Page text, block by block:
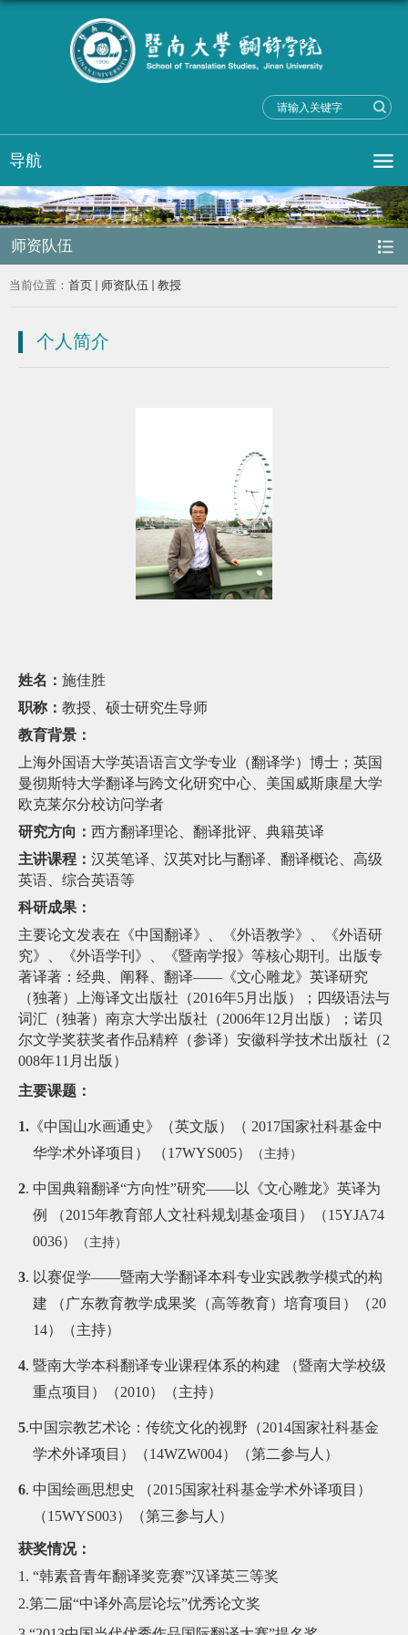
导航
师资队伍
当前位置： 首页 师资队伍 教授
个人简介
姓名： 施佳胜
职称： 教授、硕士研究生导师
教育背景：
上海外国语大学英语语言文学专业（翻译学） 博士 ； 英国
曼彻斯特大学翻译与跨文化研究中心、 美国威斯康星大学
欧克莱尔分校访问学者
研究方向： 西方翻译理论、翻译批评、典籍英译
主讲课程： 汉英笔译、 汉英对比与翻译、翻译概论、高级
英语、综合英语等
科研成果：
主要论文发表在《中国翻译》、
《外语教学》、《外语研
究》、《外语学刊》、《暨南学报》等核心期刊。出版专
著译著：经典、阐释、翻译—— 《文心雕龙》英译研究
（独著）上海译文出版社（2016年5月出版 ） ； 四级语法与
词汇（独著）南京大学出版社（2006年12月出版） ； 诺贝
尔文学奖获奖者作品精粹（参译）安徽科学技术出版社（2
008年11月出版）
主要课题：
1. 《中国山水画通史》（英文版） （ 2017国家社科基金中
华学术外译项目） （17WYS005） （主持）
2. 中国典籍翻译“方向性”研究——以《文心雕龙》英译为
例 （2015年教育部人文社科规划基金项目）（15YJA74
0036） （主持）
3. 以赛促学——暨南大学翻译本科专业实践教学模式的构
建 （广东教育教学成果奖（高等教育）培育项目）（20
14） （主持）
4. 暨南大学本科翻译专业课程体系的构建 （暨南大学校级
重点项目）（2010）（主持）
5.中国宗教艺术论：传统文化的视野（2014国家社科基金
学术外译项目）（14WZW004）（第二参与人）
6. 中国绘画思想史 （2015国家社科基金学术外译项目）
（15WYS003）（第三参与人）
获奖情况：
1. “韩素音青年翻译奖竞赛”汉译英三等奖
2.第二届“中译外高层论坛”优秀论文奖